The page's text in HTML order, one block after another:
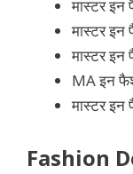
मास्टर
मास्टर इन
मास्टर
MA इन
मास्टर
Fashion